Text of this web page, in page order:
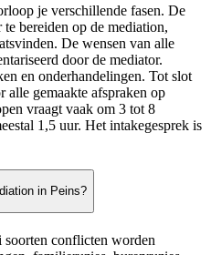
je verschillende fasen. De
bereiden op de mediation,
De wensen van alle
door de mediator.
en onderhandelingen. Tot slot
alle gemaakte afspraken op
vraagt vaak om 3 tot 8
1,5 uur. Het intakegesprek is
in Peins?
conflicten worden